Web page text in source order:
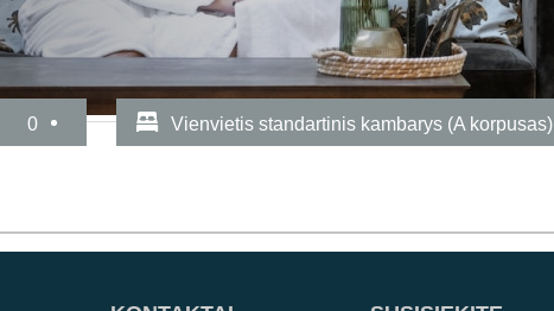
Vienvietis standartinis kambarys (A korpusas)
0